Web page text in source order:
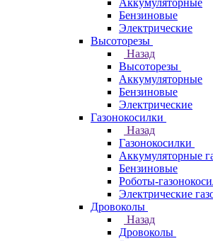
Аккумуляторные
Бензиновые
Электрические
Высоторезы
Назад
Высоторезы
Аккумуляторные
Бензиновые
Электрические
Газонокосилки
Назад
Газонокосилки
Аккумуляторные
Бензиновые
Роботы-
Электрические
Дровоколы
Назад
Дровоколы